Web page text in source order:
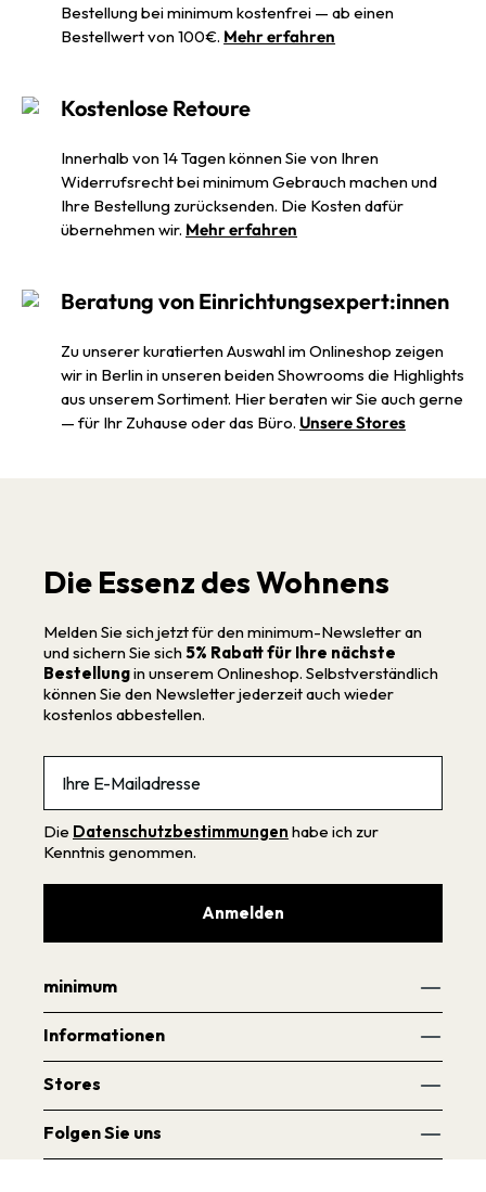
Bestellung bei minimum kostenfrei — ab einen
Bestellwert von 100€. Mehr erfahren
Kostenlose Retoure
Innerhalb von 14 Tagen können Sie von Ihren
Widerrufsrecht bei minimum Gebrauch machen und
Ihre Bestellung zurücksenden. Die Kosten dafür
übernehmen wir. Mehr erfahren
Beratung von Einrichtungsexpert:innen
Zu unserer kuratierten Auswahl im Onlineshop zeigen
wir in Berlin in unseren beiden Showrooms die Highlights
aus unserem Sortiment. Hier beraten wir Sie auch gerne
— für Ihr Zuhause oder das Büro. Unsere Stores
Die Essenz des Wohnens
Melden Sie sich jetzt für den minimum-Newsletter an
und sichern Sie sich 5% Rabatt für Ihre nächste
Bestellungin unserem Onlineshop. Selbstverständlich
können Sie den Newsletter jederzeit auch wieder
kostenlos abbestellen.
Die Datenschutzbestimmungen habe ich zur
Kenntnis genommen.
Anmelden
minimum
Informationen
Stores
Folgen Sie uns